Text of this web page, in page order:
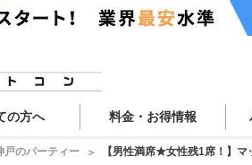
の方へ 料金・お得情報
戸のパーティー 【男性満席★女性残1席！】